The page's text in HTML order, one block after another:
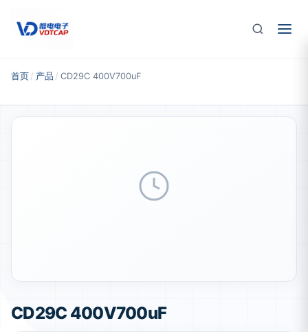
首页 / 产品 / CD29C 400V700uF
CD29C 400V700uF